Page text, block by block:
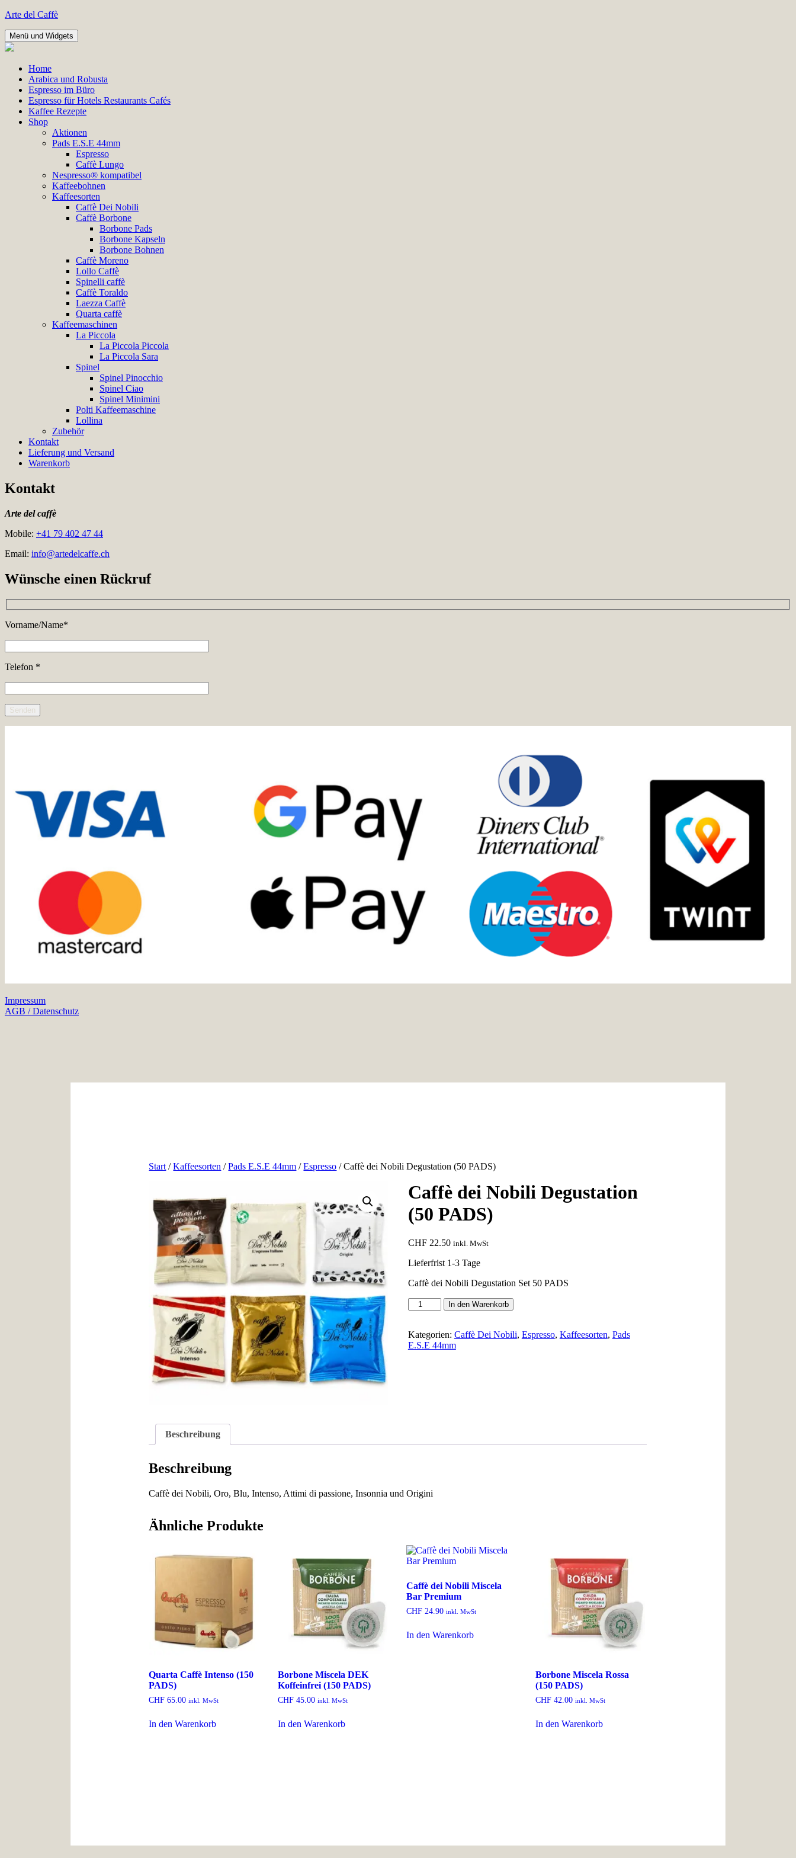
Zum
springen
Arte del Caffè
Menü und Widgets
Home
Arabica und Robusta
Espresso im Büro
Espresso für Hotels Restaurants Cafés
Kaffee Rezepte
Shop
Aktionen
Pads E.S.E 44mm
Espresso
Caffè Lungo
Nespresso® kompatibel
Kaffeebohnen
Kaffeesorten
Caffè Dei Nobili
Caffè Borbone
Borbone Pads
Borbone Kapseln
Borbone Bohnen
Caffè Moreno
Lollo Caffè
Spinelli caffè
Caffè Toraldo
Laezza Caffè
Quarta caffè
Kaffeemaschinen
La Piccola
La Piccola Piccola
La Piccola Sara
Spinel
Spinel Pinocchio
Spinel Ciao
Spinel Minimini
Polti Kaffeemaschine
Lollina
Zubehör
Kontakt
Lieferung und Versand
Warenkorb
Kontakt
Arte del caffè
Mobile: +41 79 402 47 44
Email: info@artedelcaffe.ch
Wünsche einen Rückruf
Vorname/Name*
Telefon *
Impressum
AGB / Datenschutz
Start /Kaffeesorten /Pads E.S.E 44mm /Espresso / Caffè dei Nobili Degustation (50 PADS)
Caffè dei Nobili Degustation
(50 PADS)
CHF22.50 inkl. MwSt
Lieferfrist 1-3 Tage
Caffè dei Nobili Degustation Set 50 PADS
Caffè
dei
Degustation
(50
In den Warenkorb
Kategorien: Caffè Dei Nobili, Espresso, Kaffeesorten, Pads
E.S.E 44mm
Beschreibung
Beschreibung
Caffè dei Nobili, Oro, Blu, Intenso, Attimi di passione, Insonnia und Origini
Ähnliche Produkte
Quarta Caffè Intenso (150
PADS)
CHF 65.00 inkl. MwSt
In den Warenkorb
Borbone Miscela DEK
Koffeinfrei (150 PADS)
CHF45.00 inkl. MwSt
In den Warenkorb
Caffè dei Nobili Miscela
Bar Premium
CHF 24.90 inkl. MwSt
In den Warenkorb
Borbone Miscela Rossa
(150 PADS)
CHF42.00 inkl. MwSt
In den Warenkorb